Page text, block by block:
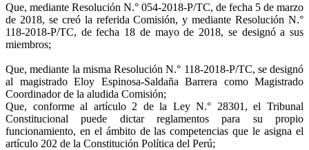
Que, mediante Resolución N.° 054-2018-P/TC, de fecha 5 de marzo
de 2018, se creó la referida Comisión, y mediante Resolución N.°
118-2018-P/TC, de fecha 18 de mayo de 2018, se designó a sus
miembros;
Que, mediante la misma Resolución N.° 118-2018-P/TC, se designó
al magistrado Eloy Espinosa-Saldaña Barrera como Magistrado
Coordinador de la aludida Comisión;
Que, conforme al artículo 2 de la Ley N.° 28301, el Tribunal
Constitucional puede dictar reglamentos para su propio
funcionamiento, en el ámbito de las competencias que le asigna el
artículo 202 de la Constitución Política del Perú;